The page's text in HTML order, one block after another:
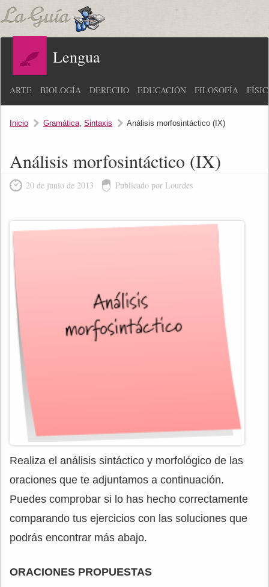
Lengua
ARTE BIOLOGÍA DERECHO EDUCACIÓN FILOSOFÍA
Inicio Gramática, Sintaxis Análisis morfosintáctico (IX)
Análisis morfosintáctico (IX)
20 de junio de 2013 Publicado por Lourdes
Realiza el análisis sintáctico y morfológico de las
oraciones que te adjuntamos a continuación.
Puedes comprobar si lo has hecho correctamente
comparando tus ejercicios con las soluciones que
podrás encontrar más abajo.
ORACIONES PROPUESTAS